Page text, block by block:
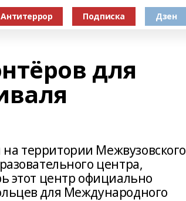
Антитеррор Подписка Дзен
для
территории Межвузовского
центра,
этот центр официально
для Международного